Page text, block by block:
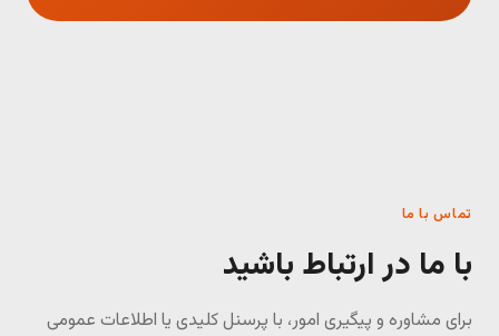
تماس با ما
با ما در ارتباط باشید
برای مشاوره و پیگیری امور، با پرسنل کلیدی یا اطلاعات عمومی